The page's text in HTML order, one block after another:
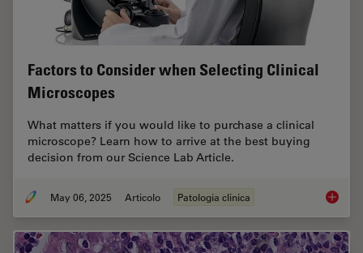
Factors to Consider when Selecting Clinical
Microscopes
What matters if you would like to purchase a clinical
microscope? Learn how to arrive at the best buying
decision from our Science Lab Article.
May 06, 2025 Articolo Patologia clinica Factors